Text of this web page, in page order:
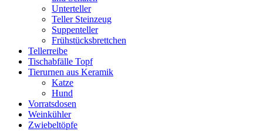
Unterteller
Teller Steinzeug
Suppenteller
Frühstücksbrettchen
Tellerreibe
Tischabfälle Topf
Tierurnen aus Keramik
Katze
Hund
Vorratsdosen
Weinkühler
Zwiebeltöpfe